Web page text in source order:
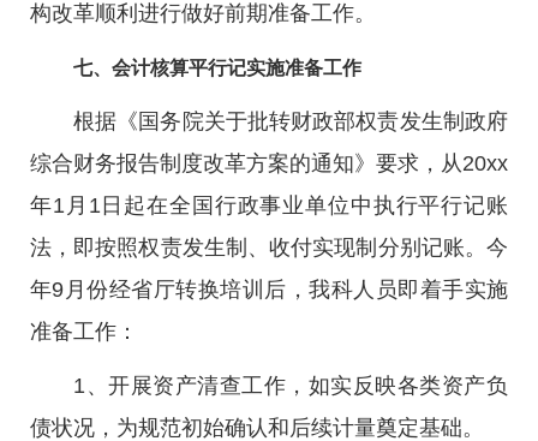
构改革顺利进行做好前期准备工作。
七、会计核算平行记实施准备工作
根据《国务院关于批转财政部权责发生制政府
综合财务报告制度改革方案的通知》要求，从20xx
年1月1日起在全国行政事业单位中执行平行记账
法，即按照权责发生制、收付实现制分别记账。今
年9月份经省厅转换培训后，我科人员即着手实施
准备工作：
1、开展资产清查工作，如实反映各类资产负
债状况，为规范初始确认和后续计量奠定基础。